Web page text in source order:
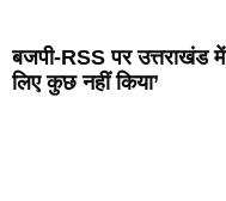
बजपी-RSS पर उत्तराखंड
लिए कुछ नहीं किया’